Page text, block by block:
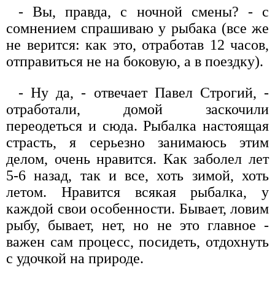
- Вы, правда, с ночной смены? - с
сомнением спрашиваю у рыбака (все же
не верится: как это, отработав 12 часов,
отправиться не на боковую, а в поездку).
- Ну да, - отвечает Павел Строгий, -
отработали, домой заскочили
переодеться и сюда. Рыбалка настоящая
страсть, я серьезно занимаюсь этим
делом, очень нравится. Как заболел лет
5-6 назад, так и все, хоть зимой, хоть
летом. Нравится всякая рыбалка, у
каждой свои особенности. Бывает, ловим
рыбу, бывает, нет, но не это главное -
важен сам процесс, посидеть, отдохнуть
с удочкой на природе.